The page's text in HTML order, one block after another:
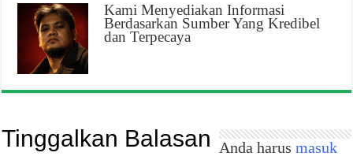
Kami Menyediakan Informasi
Berdasarkan Sumber Yang Kredibel
dan Terpecaya
Tinggalkan Balasan Anda harusmasuk